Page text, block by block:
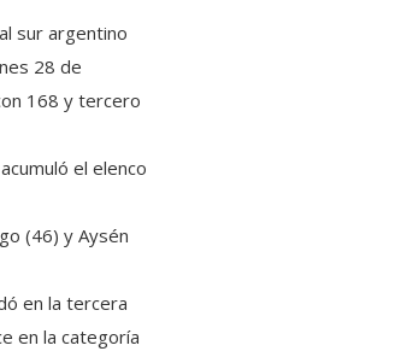
sur argentino
28 de
168 y tercero
el elenco
(46) y Aysén
en la tercera
en la categoría